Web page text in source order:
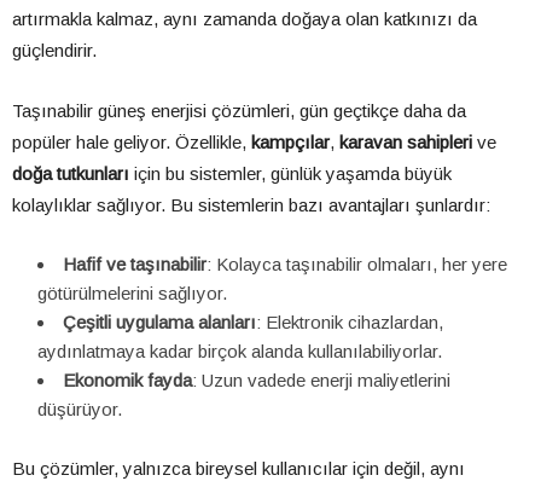
artırmakla kalmaz, aynı zamanda doğaya olan katkınızı da
güçlendirir.
Taşınabilir güneş enerjisi çözümleri, gün geçtikçe daha da
popüler hale geliyor. Özellikle, kampçılar, karavan sahipleri ve
doğa tutkunları için bu sistemler, günlük yaşamda büyük
kolaylıklar sağlıyor. Bu sistemlerin bazı avantajları şunlardır:
Hafif ve taşınabilir: Kolayca taşınabilir olmaları, her yere
götürülmelerini sağlıyor.
Çeşitli uygulama alanları: Elektronik cihazlardan,
aydınlatmaya kadar birçok alanda kullanılabiliyorlar.
Ekonomik fayda: Uzun vadede enerji maliyetlerini
düşürüyor.
Bu çözümler, yalnızca bireysel kullanıcılar için değil, aynı